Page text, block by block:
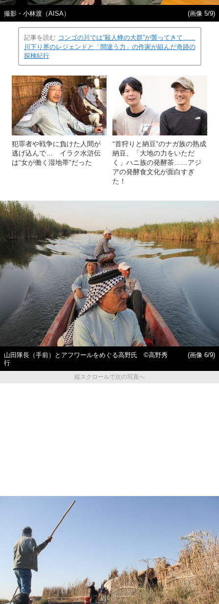
撮影・小林渡（AISA） (画像 5/9)
記事を読む コンゴの川では“殺人蜂の大群”が襲ってきて……
川下り界のレジェンドと「間違う力」の作家が組んだ奇跡の
探検紀行
犯罪者や戦争に負けた人間が
逃げ込んで… イラク水滸伝
は“女が働く湿地帯”だった
“首狩りと納豆”のナガ族の熟成
納豆、「大地の力をいただ
く」ハニ族の発酵茶……アジ
アの発酵食文化が面白すぎ
た！
山田隊長（手前）とアフワールをめぐる高野氏 ©高野秀
行
(画像 6/9)
縦スクロールで次の写真へ